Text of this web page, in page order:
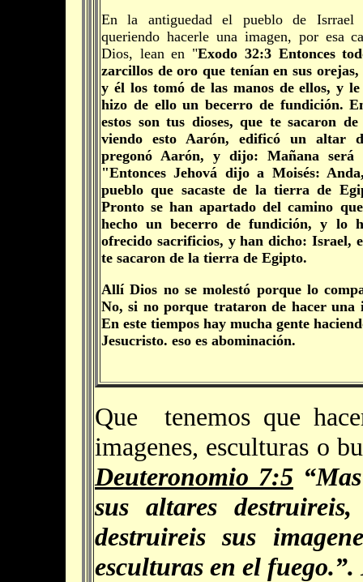
En la antiguedad el pueblo de Isrrael
queriendo hacerle una imagen, por esa
Dios, lean en "Exodo 32:3 Entonces
zarcillos de oro que tenían en sus
y él los tomó de las manos de ellos, y
hizo de ello un becerro de fundición.
estos son tus dioses, que te sacaron
viendo esto Aarón, edificó un altar
pregonó Aarón, y dijo: Mañana será
"Entonces Jehová dijo a Moisés:
pueblo que sacaste de la tierra de
Pronto se han apartado del camino
hecho un becerro de fundición, y lo
ofrecido sacrificios, y han dicho: Israel,
te sacaron de la tierra de Egipto.
Allí Dios no se molestó porque lo
No, si no porque trataron de hacer una
En este tiempos hay mucha gente
Jesucristo. eso es abominación.
Que tenemos que
imagenes, esculturas o
Deuteronomio 7:5
sus altares
destruireis sus
esculturas en el